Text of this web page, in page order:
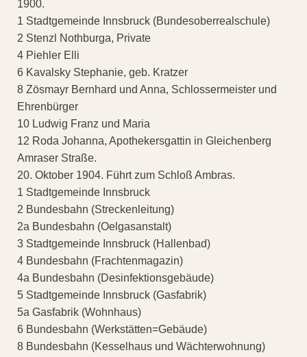
1900.
1 Stadtgemeinde Innsbruck (Bundesoberrealschule)
2 Stenzl Nothburga, Private
4 Piehler Elli
6 Kavalsky Stephanie, geb. Kratzer
8 Zösmayr Bernhard und Anna, Schlossermeister und
Ehrenbürger
10 Ludwig Franz und Maria
12 Roda Johanna, Apothekersgattin in Gleichenberg
Amraser Straße.
20. Oktober 1904. Führt zum Schloß Ambras.
1 Stadtgemeinde Innsbruck
2 Bundesbahn (Streckenleitung)
2a Bundesbahn (Oelgasanstalt)
3 Stadtgemeinde Innsbruck (Hallenbad)
4 Bundesbahn (Frachtenmagazin)
4a Bundesbahn (Desinfektionsgebäude)
5 Stadtgemeinde Innsbruck (Gasfabrik)
5a Gasfabrik (Wohnhaus)
6 Bundesbahn (Werkstätten=Gebäude)
8 Bundesbahn (Kesselhaus und Wächterwohnung)